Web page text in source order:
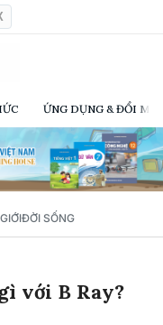
ỨNG DỤNG & ĐỔI
ĐỜI SỐNG
với B Ray?